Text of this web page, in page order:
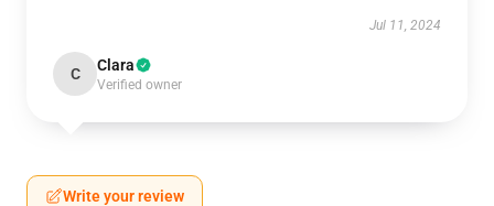
Jul 11, 2024
C Clara
Verified owner
Write your review